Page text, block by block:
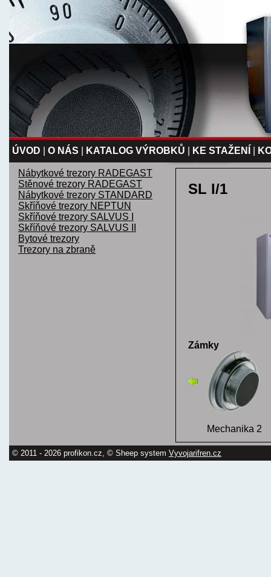
ÚVOD O NÁS KATALOG VÝROBKŮ KE STAŽENÍ
Nábytkové trezory RADEGAST
Stěnové trezory RADEGAST
Nábytkové trezory STANDARD
Skříňové trezory NEPTUN
Skříňové trezory SALVUS I
Skříňové trezory SALVUS II
Bytové trezory
Trezory na zbraně
SL I/1
Zámky
Mechanika 2
© 2011 - 2026 profikon.cz, © Sheep system Vyvojarifren.cz